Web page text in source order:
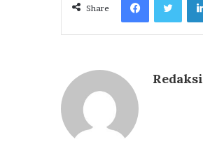
Share
Redaksi